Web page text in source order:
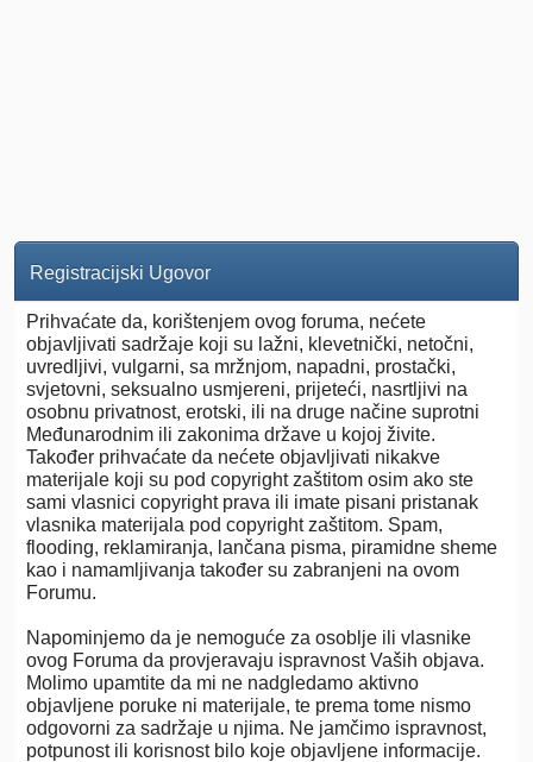
Registracijski Ugovor
Prihvaćate da, korištenjem ovog foruma, nećete
objavljivati sadržaje koji su lažni, klevetnički, netočni,
uvredljivi, vulgarni, sa mržnjom, napadni, prostački,
svjetovni, seksualno usmjereni, prijeteći, nasrtljivi na
osobnu privatnost, erotski, ili na druge načine suprotni
Međunarodnim ili zakonima države u kojoj živite.
Također prihvaćate da nećete objavljivati nikakve
materijale koji su pod copyright zaštitom osim ako ste
sami vlasnici copyright prava ili imate pisani pristanak
vlasnika materijala pod copyright zaštitom. Spam,
flooding, reklamiranja, lančana pisma, piramidne sheme
kao i namamljivanja također su zabranjeni na ovom
Forumu.
Napominjemo da je nemoguće za osoblje ili vlasnike
ovog Foruma da provjeravaju ispravnost Vaših objava.
Molimo upamtite da mi ne nadgledamo aktivno
objavljene poruke ni materijale, te prema tome nismo
odgovorni za sadržaje u njima. Ne jamčimo ispravnost,
potpunost ili korisnost bilo koje objavljene informacije.